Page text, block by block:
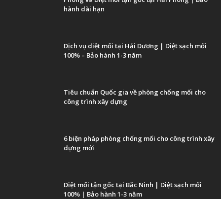
hành dài hạn
Dịch vụ diệt mối tại Hải Dương | Diệt sạch mối
100% – Bảo hành 1-3 năm
Tiêu chuẩn Quốc gia về phòng chống mối cho
công trình xây dựng
6 biện pháp phòng chống mối cho công trình xây
dựng mới
Diệt mối tận gốc tại Bắc Ninh | Diệt sạch mối
100% | Bảo hành 1-3 năm